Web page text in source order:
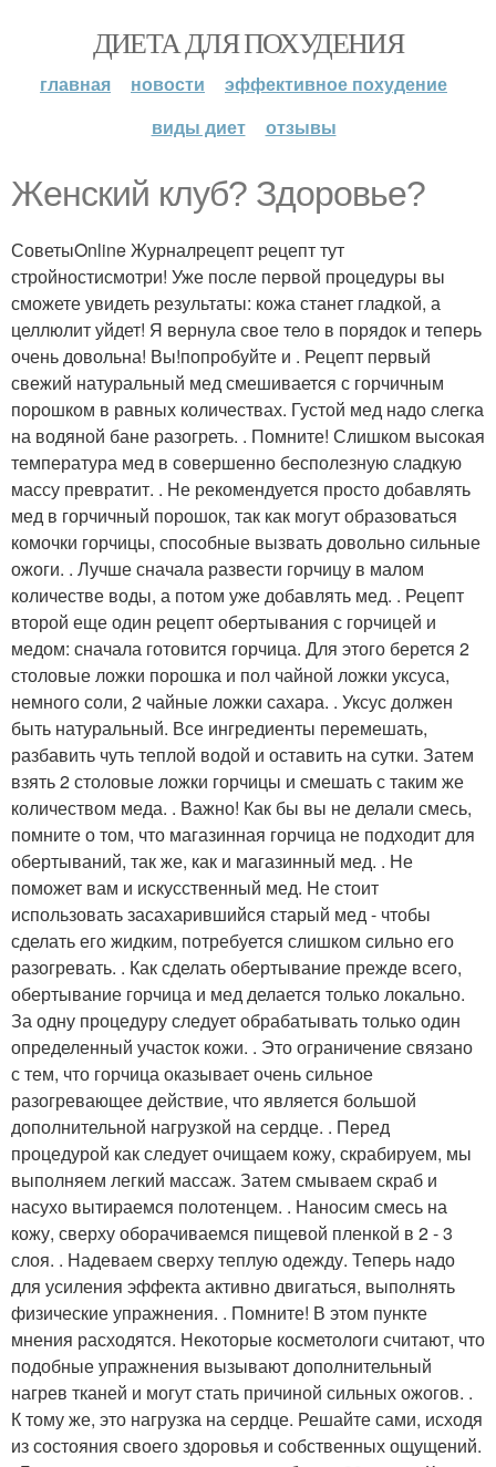
ДИЕТА ДЛЯ ПОХУДЕНИЯ
главная новости
эффективное похудение
виды диет
отзывы
Женский клуб? Здоровье?
СоветыOnline Журналрецепт рецепт тут
стройностисмотри! Уже после первой процедуры вы
сможете увидеть результаты: кожа станет гладкой, а
целлюлит уйдет! Я вернула свое тело в порядок и теперь
очень довольна! Вы!попробуйте и . Рецепт первый
свежий натуральный мед смешивается с горчичным
порошком в равных количествах. Густой мед надо слегка
на водяной бане разогреть. . Помните! Слишком высокая
температура мед в совершенно бесполезную сладкую
массу превратит. . Не рекомендуется просто добавлять
мед в горчичный порошок, так как могут образоваться
комочки горчицы, способные вызвать довольно сильные
ожоги. . Лучше сначала развести горчицу в малом
количестве воды, а потом уже добавлять мед. . Рецепт
второй еще один рецепт обертывания с горчицей и
медом: сначала готовится горчица. Для этого берется 2
столовые ложки порошка и пол чайной ложки уксуса,
немного соли, 2 чайные ложки сахара. . Уксус должен
быть натуральный. Все ингредиенты перемешать,
разбавить чуть теплой водой и оставить на сутки. Затем
взять 2 столовые ложки горчицы и смешать с таким же
количеством меда. . Важно! Как бы вы не делали смесь,
помните о том, что магазинная горчица не подходит для
обертываний, так же, как и магазинный мед. . Не
поможет вам и искусственный мед. Не стоит
использовать засахарившийся старый мед - чтобы
сделать его жидким, потребуется слишком сильно его
разогревать. . Как сделать обертывание прежде всего,
обертывание горчица и мед делается только локально.
За одну процедуру следует обрабатывать только один
определенный участок кожи. . Это ограничение связано
с тем, что горчица оказывает очень сильное
разогревающее действие, что является большой
дополнительной нагрузкой на сердце. . Перед
процедурой как следует очищаем кожу, скрабируем, мы
выполняем легкий массаж. Затем смываем скраб и
насухо вытираемся полотенцем. . Наносим смесь на
кожу, сверху оборачиваемся пищевой пленкой в 2 - 3
слоя. . Надеваем сверху теплую одежду. Теперь надо
для усиления эффекта активно двигаться, выполнять
физические упражнения. . Помните! В этом пункте
мнения расходятся. Некоторые косметологи считают, что
подобные упражнения вызывают дополнительный
нагрев тканей и могут стать причиной сильных ожогов. .
К тому же, это нагрузка на сердце. Решайте сами, исходя
из состояния своего здоровья и собственных ощущений.